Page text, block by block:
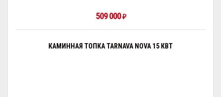
509 000₽
КАМИННАЯ ТОПКА TARNAVA NOVA 15 КВТ